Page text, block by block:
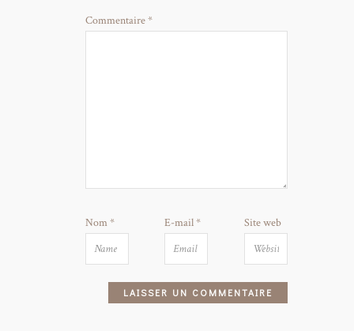
Commentaire*
Nom* E-mail* Site web